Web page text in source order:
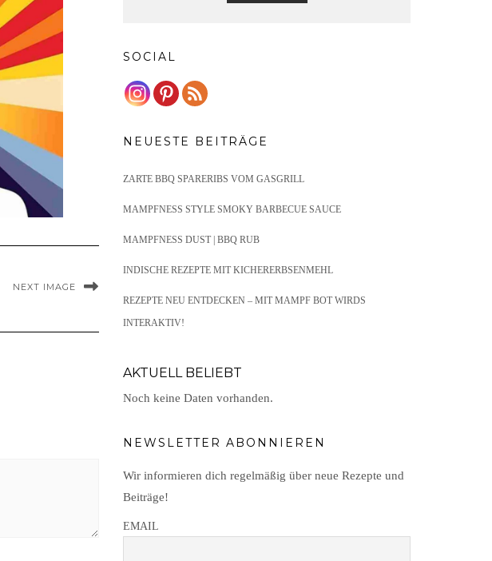
NEXT IMAGE
SOCIAL
NEUESTE BEITRÄGE
ZARTE BBQ SPARERIBS VOM GASGRILL
MAMPFNESS STYLE SMOKY BARBECUE SAUCE
MAMPFNESS DUST | BBQ RUB
INDISCHE REZEPTE MIT KICHERERBSENMEHL
REZEPTE NEU ENTDECKEN – MIT MAMPF BOT WIRDS
INTERAKTIV!
AKTUELL BELIEBT
Noch keine Daten vorhanden.
NEWSLETTER ABONNIEREN
Wir informieren dich regelmäßig über neue Rezepte und
Beiträge!
EMAIL